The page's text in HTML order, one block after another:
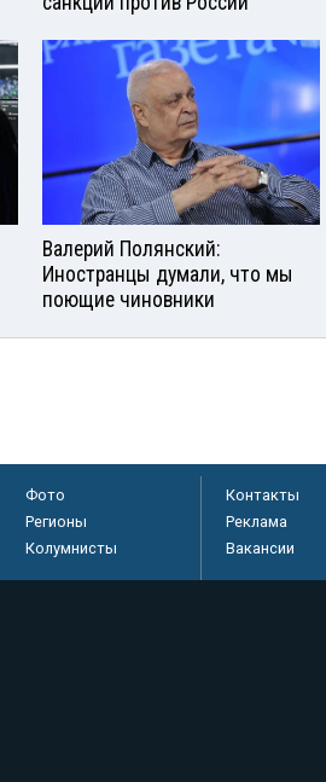
Валерий Полянский:
Иностранцы думали, что мы
поющие чиновники
Фото
Регионы
Колумнисты
Контакты
Реклама
Вакансии